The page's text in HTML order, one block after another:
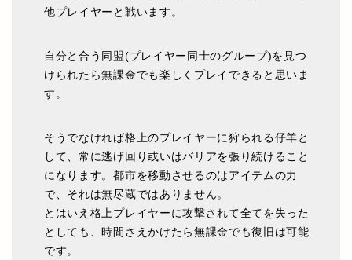
他プレイヤーと戦います。
自分と合う同盟(プレイヤー同士のグループ)を見つ
けられたら無課金でも楽しくプレイできると思いま
す。
そうでなければ格上のプレイヤーに狩られる仔羊と
して、常に逃げ回り或いはバリアを張り続けること
になります。都市を移動させるのはアイテムの力
で、それは無尽蔵ではありません。
とはいえ格上プレイヤーに攻撃されて全てを失った
としても、時間さえかけたら無課金でも復旧は可能
です。